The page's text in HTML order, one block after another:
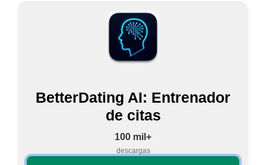
BetterDating AI: Entrenador
de citas
100 mil+
descargas